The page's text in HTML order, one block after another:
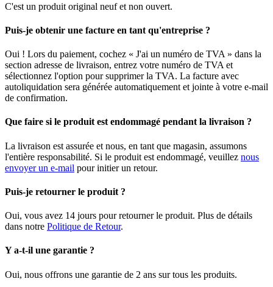
C'est un produit original neuf et non ouvert.
Puis-je obtenir une facture en tant qu'entreprise ?
Oui ! Lors du paiement, cochez « J'ai un numéro de TVA » dans la
section adresse de livraison, entrez votre numéro de TVA et
sélectionnez l'option pour supprimer la TVA. La facture avec
autoliquidation sera générée automatiquement et jointe à votre e-mail
de confirmation.
Que faire si le produit est endommagé pendant la livraison ?
La livraison est assurée et nous, en tant que magasin, assumons
l'entière responsabilité. Si le produit est endommagé, veuillez nous
envoyer un e-mail pour initier un retour.
Puis-je retourner le produit ?
Oui, vous avez 14 jours pour retourner le produit. Plus de détails
dans notre Politique de Retour.
Y a-t-il une garantie ?
Oui, nous offrons une garantie de 2 ans sur tous les produits.